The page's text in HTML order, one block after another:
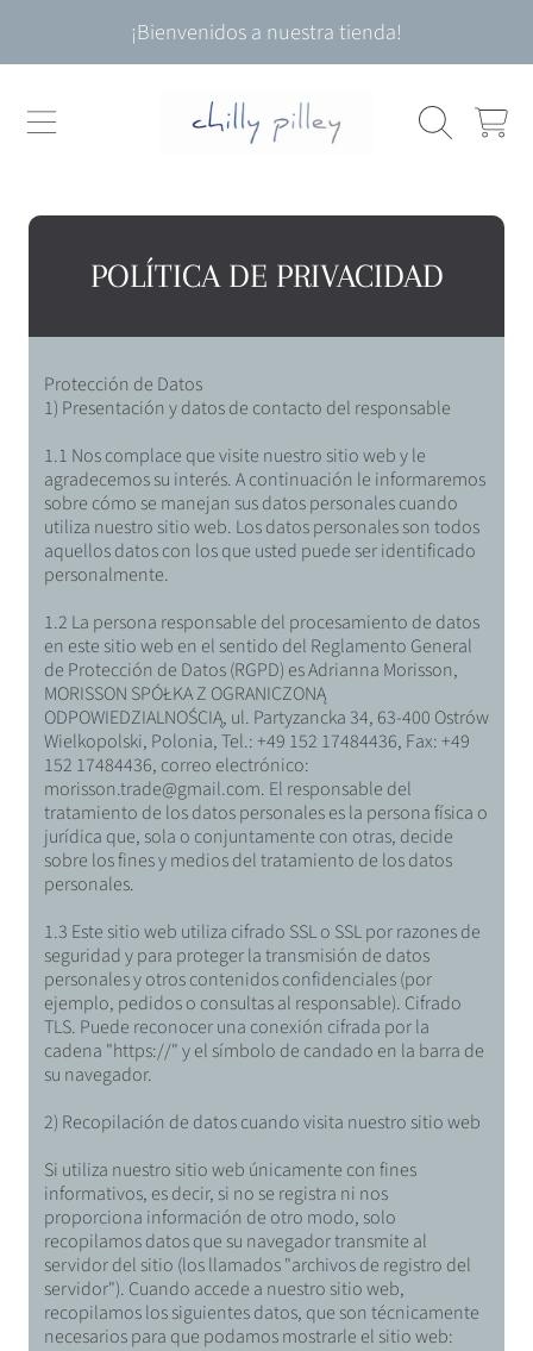
IR DIRECTAMENTE AL CONTENIDO
¡Bienvenidos a nuestra tienda!
CARRITO
POLÍTICA DE PRIVACIDAD
Protección de Datos
1) Presentación y datos de contacto del responsable
1.1 Nos complace que visite nuestro sitio web y le
agradecemos su interés. A continuación le informaremos
sobre cómo se manejan sus datos personales cuando
utiliza nuestro sitio web. Los datos personales son todos
aquellos datos con los que usted puede ser identificado
personalmente.
1.2 La persona responsable del procesamiento de datos
en este sitio web en el sentido del Reglamento General
de Protección de Datos (RGPD) es Adrianna Morisson,
MORISSON SPÓŁKA Z OGRANICZONĄ
ODPOWIEDZIALNOŚCIĄ, ul. Partyzancka 34, 63-400 Ostrów
Wielkopolski, Polonia, Tel.: +49 152 17484436, Fax: +49
152 17484436, correo electrónico:
morisson.trade@gmail.com. El responsable del
tratamiento de los datos personales es la persona física o
jurídica que, sola o conjuntamente con otras, decide
sobre los fines y medios del tratamiento de los datos
personales.
1.3 Este sitio web utiliza cifrado SSL o SSL por razones de
seguridad y para proteger la transmisión de datos
personales y otros contenidos confidenciales (por
ejemplo, pedidos o consultas al responsable). Cifrado
TLS. Puede reconocer una conexión cifrada por la
cadena "https://" y el símbolo de candado en la barra de
su navegador.
2) Recopilación de datos cuando visita nuestro sitio web
Si utiliza nuestro sitio web únicamente con fines
informativos, es decir, si no se registra ni nos
proporciona información de otro modo, solo
recopilamos datos que su navegador transmite al
servidor del sitio (los llamados "archivos de registro del
servidor"). Cuando accede a nuestro sitio web,
recopilamos los siguientes datos, que son técnicamente
necesarios para que podamos mostrarle el sitio web:
flechas
para
navegar
presentación
diapositivas
hacia
izquierda/derecha
dispositivo